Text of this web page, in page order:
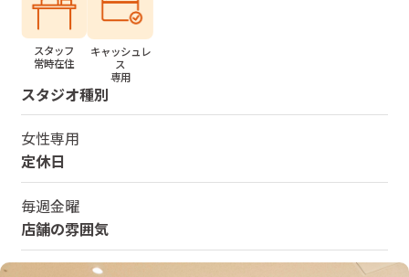
スタッフ
常時在住
キャッシュレ
ス
専用
スタジオ種別
女性専用
定休日
毎週金曜
店舗の雰囲気